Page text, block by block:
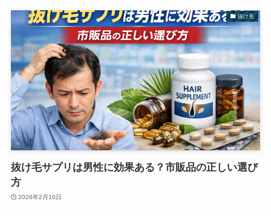
抜け毛
抜け毛サプリは男性に効果ある？市販品の正しい選び
方
2026年2月10日